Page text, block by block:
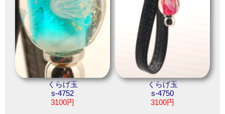
くらげ玉
s-4752
3100円
くらげ玉
s-4750
3100円